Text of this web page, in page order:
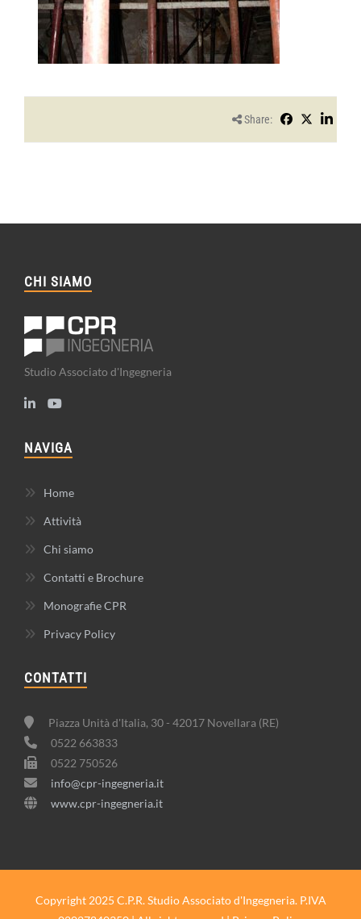
Share:
CHI SIAMO
Studio Associato d'Ingegneria
NAVIGA
Home
Attività
Chi siamo
Contatti e Brochure
Monografie CPR
Privacy Policy
CONTATTI
Piazza Unità d'Italia, 30 - 42017 Novellara (RE)
0522 663833
0522 750526
info@cpr-ingegneria.it
www.cpr-ingegneria.it
Copyright 2025 C.P.R. Studio Associato d'Ingegneria. P.IVA